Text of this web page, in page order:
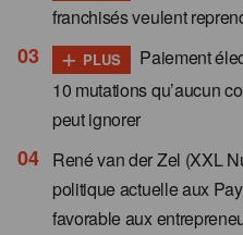
franchisés veulent
+ PLUS
Paiement
10 mutations qu’aucun
peut ignorer
René van der Zel (XXL
politique actuelle aux
favorable aux